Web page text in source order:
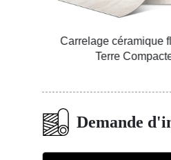
Carrelage céramique
Terre Compacte
Demande